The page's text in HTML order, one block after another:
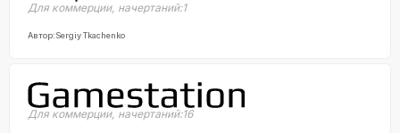
Для коммерции, начертаний:1
Автор:Sergiy Tkachenko
Для коммерции, начертаний:16